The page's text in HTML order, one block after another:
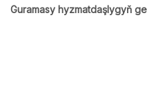
Guramasy hyzmatdaşlygyň